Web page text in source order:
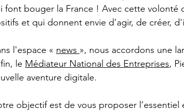
font bouger la France ! Avec cette volonté
et qui donnent envie d’agir, de créer,
l'espace « news », nous accordons une
le Médiateur National des Entreprises,
aventure digitale.
objectif est de vous proposer